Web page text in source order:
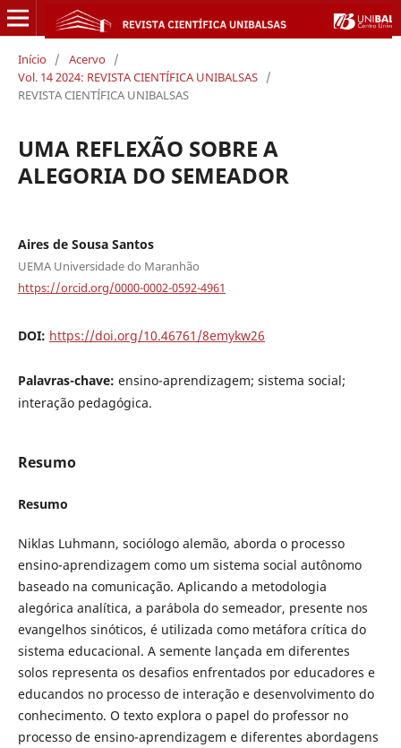
Início / Acervo /
Vol. 14 2024: REVISTA CIENTÍFICA UNIBALSAS /
REVISTA CIENTÍFICA UNIBALSAS
UMA REFLEXÃO SOBRE A
ALEGORIA DO SEMEADOR
Aires de Sousa Santos
UEMA Universidade do Maranhão
https://orcid.org/0000-0002-0592-4961
DOI: https://doi.org/10.46761/8emykw26
Palavras-chave: ensino-aprendizagem; sistema social;
interação pedagógica.
Resumo
Resumo
Niklas Luhmann, sociólogo alemão, aborda o processo
ensino-aprendizagem como um sistema social autônomo
baseado na comunicação. Aplicando a metodologia
alegórica analítica, a parábola do semeador, presente nos
evangelhos sinóticos, é utilizada como metáfora crítica do
sistema educacional. A semente lançada em diferentes
solos representa os desafios enfrentados por educadores e
educandos no processo de interação e desenvolvimento do
conhecimento. O texto explora o papel do professor no
processo de ensino-aprendizagem e diferentes abordagens